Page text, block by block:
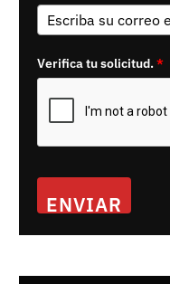
Verifica tu solicitud.*
ENVIAR